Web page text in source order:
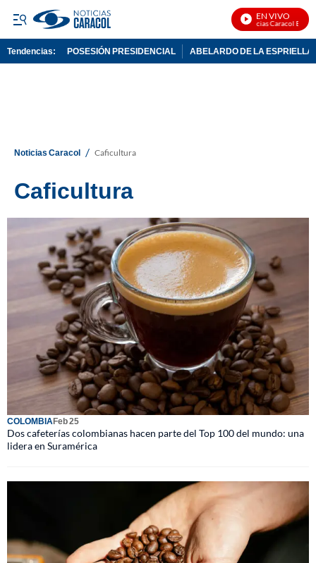
EN VIVO
Noticias Caracol En Vivo
Tendencias: POSESIÓN PRESIDENCIAL ABELARDO DE LA ESPRIELLA
Noticias Caracol / Caficultura
Caficultura
COLOMBIAFeb 25
Dos cafeterías colombianas hacen parte del Top 100 del mundo: una
lidera en Suramérica